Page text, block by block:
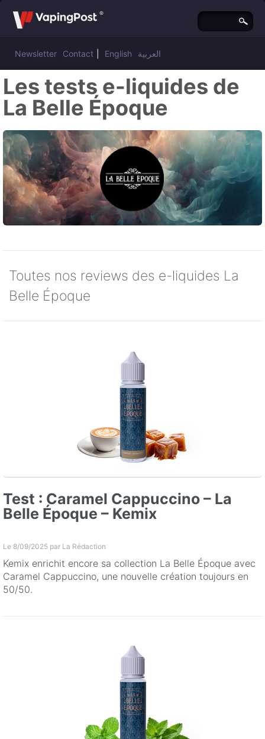
Newsletter Contact English العربية
Les tests e-liquides de
La Belle Époque
Toutes nos reviews des e-liquides La
Belle Époque
Test : Caramel Cappuccino – La
Belle Époque – Kemix
Le 8/09/2025 par La Rédaction
Kemix enrichit encore sa collection La Belle Époque avec
Caramel Cappuccino, une nouvelle création toujours en
50/50.